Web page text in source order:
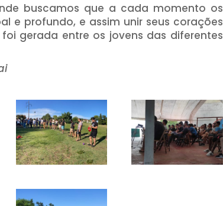
buscamos que a cada momento os
e profundo, e assim unir seus corações
gerada entre os jovens das diferentes